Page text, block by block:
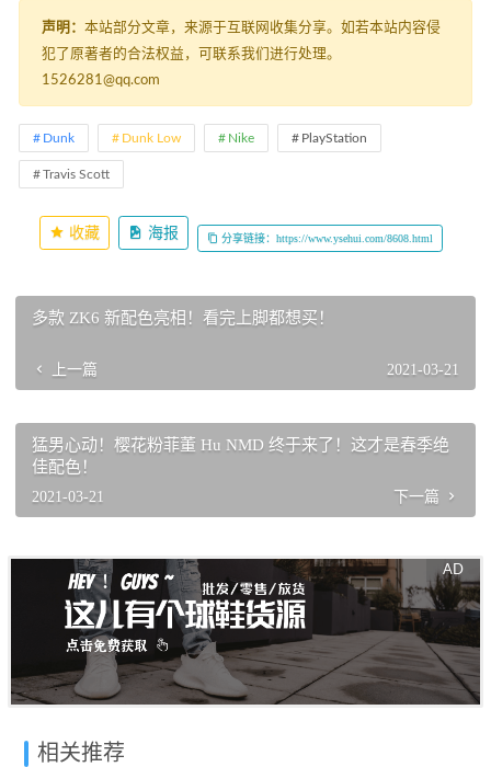
声明： 本站部分文章，来源于互联网收集分享。如若本站内容侵
犯了原著者的合法权益，可联系我们进行处理。
1526281@qq.com
Dunk Dunk Low Nike PlayStation
Travis Scott
收藏 海报 分享链接：https://www.ysehui.com/8608.html
多款 ZK6 新配色亮相！看完上脚都想买！
上一篇 2021-03-21
猛男心动！樱花粉菲董 Hu NMD 终于来了！这才是春季绝
佳配色！
2021-03-21 下一篇
相关推荐